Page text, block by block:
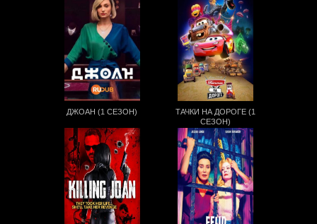
ДЖОАН (1 СЕЗОН)
ТАЧКИ НА ДОРОГЕ (1
СЕЗОН)